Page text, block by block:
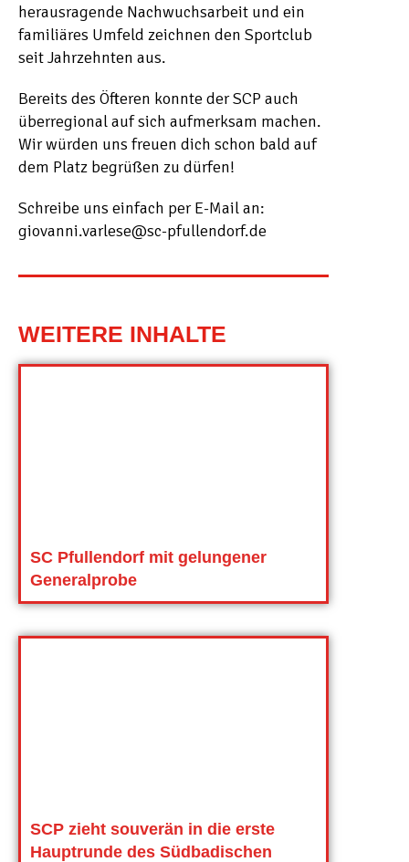
herausragende Nachwuchsarbeit und ein
familiäres Umfeld zeichnen den Sportclub
seit Jahrzehnten aus.
Bereits des Öfteren konnte der SCP auch
überregional auf sich aufmerksam machen.
Wir würden uns freuen dich schon bald auf
dem Platz begrüßen zu dürfen!
Schreibe uns einfach per E-Mail an:
giovanni.varlese@sc-pfullendorf.de
WEITERE INHALTE
SC Pfullendorf mit gelungener
Generalprobe
SCP zieht souverän in die erste
Hauptrunde des Südbadischen